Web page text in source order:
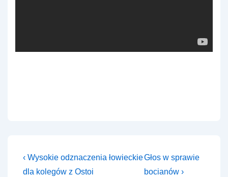
Nawigacja
Previous
Post
‹ Wysokie odznaczenia łowieckie
dla kolegów z Ostoi
Next
Post
Głos w sprawie
bocianów ›